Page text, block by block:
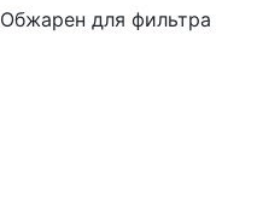
Обжарен для фильтра